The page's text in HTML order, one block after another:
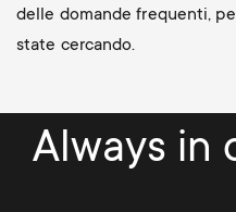
delle domande frequenti,
state cercando.
Always in